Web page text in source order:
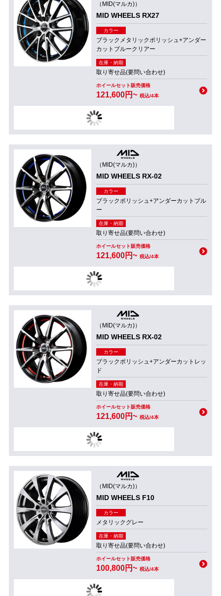
（MID(マルカ)）
MID WHEELS RX27
カラー
ブラックメタリックポリッシュ+アンダー
カットブルークリアー
在庫・納期
取り寄せ品(要問い合わせ)
ホイールセット販売価格
121,600円~ 税込/4本
（MID(マルカ)）
MID WHEELS RX-02
カラー
ブラックポリッシュ+アンダーカットブル
ー
在庫・納期
取り寄せ品(要問い合わせ)
ホイールセット販売価格
121,600円~ 税込/4本
（MID(マルカ)）
MID WHEELS RX-02
カラー
ブラックポリッシュ+アンダーカットレッ
ド
在庫・納期
取り寄せ品(要問い合わせ)
ホイールセット販売価格
121,600円~ 税込/4本
（MID(マルカ)）
MID WHEELS F10
カラー
メタリックグレー
在庫・納期
取り寄せ品(要問い合わせ)
ホイールセット販売価格
100,800円~ 税込/4本